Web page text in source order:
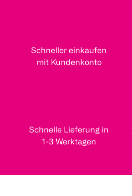
Schneller einkaufen
mit Kundenkonto
Schnelle Lieferung in
1-3 Werktagen